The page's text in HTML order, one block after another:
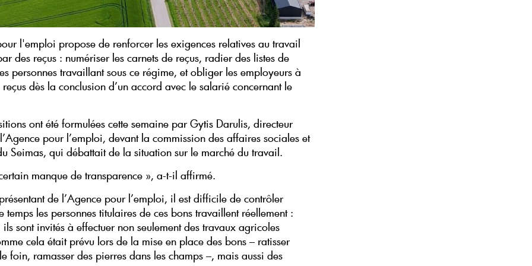
l'emploi propose de renforcer les exigences relatives au travail
des reçus : numériser les carnets de reçus, radier des listes de
personnes travaillant sous ce régime, et obliger les employeurs à
dès la conclusion d’un accord avec le salarié concernant le
ont été formulées cette semaine par Gytis Darulis, directeur
pour l’emploi, devant la commission des affaires sociales et
Seimas, qui débattait de la situation sur le marché du travail.
manque de transparence », a-t-il affirmé.
de l’Agence pour l’emploi, il est difficile de contrôler
temps les personnes titulaires de ces bons travaillent réellement :
sont invités à effectuer non seulement des travaux agricoles
cela était prévu lors de la mise en place des bons – ratisser
foin, ramasser des pierres dans les champs –, mais aussi des